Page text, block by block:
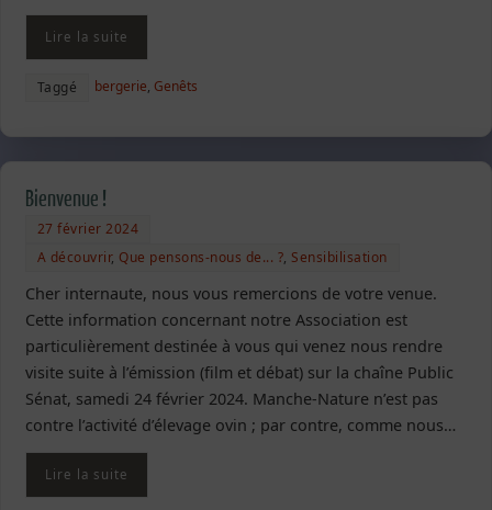
Lire la suite
Taggé bergerie, Genêts
Bienvenue !
27 février 2024
A découvrir, Que pensons-nous de... ?, Sensibilisation
Cher internaute, nous vous remercions de votre venue.
Cette information concernant notre Association est
particulièrement destinée à vous qui venez nous rendre
visite suite à l’émission (film et débat) sur la chaîne Public
Sénat, samedi 24 février 2024. Manche-Nature n’est pas
contre l’activité d’élevage ovin ; par contre, comme nous…
Lire la suite